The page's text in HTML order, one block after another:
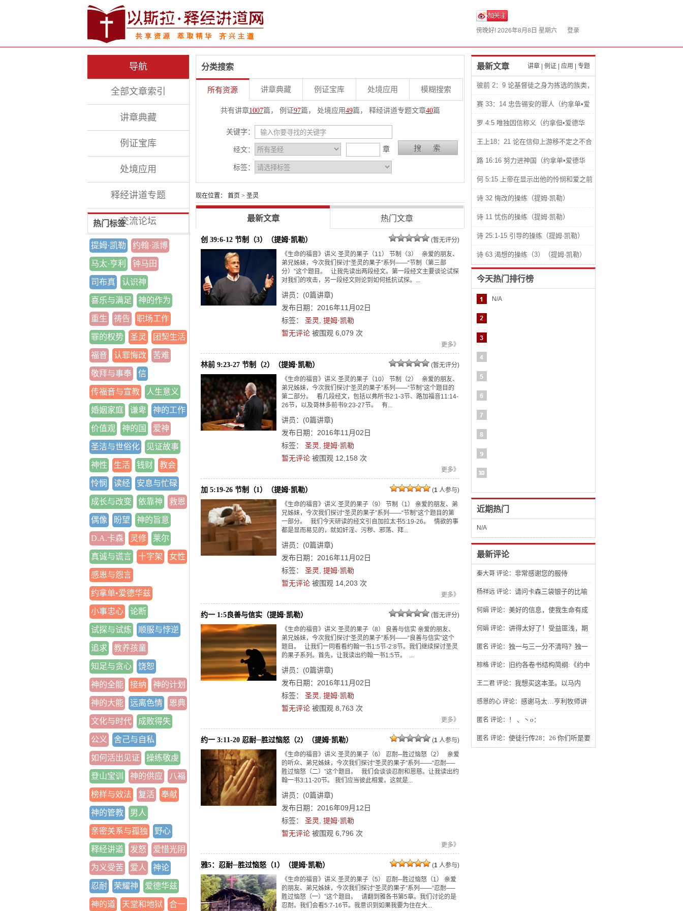
傍晚好! 2026年8月8日 星期六 登录
导航
全部文章索引
讲章典藏
例证宝库
处境应用
释经讲道专题
交流论坛
热门标签
提姆·凯勒 约翰·派博
马太·亨利 钟马田
司布真 认识神
喜乐与满足 神的作为
重生 祷告 职场工作
罪的权势 圣灵 团契生活
福音 认罪悔改 苦难
敬拜与事奉 信
传福音与宣教 人生意义
婚姻家庭 谦卑 神的工作
价值观 神的国 爱神
圣洁与世俗化 见证故事
神性 生活 钱财 教会
怜悯 读经 安息与忙碌
成长与改变 依靠神 救恩
偶像 盼望 神的旨意
D.A.卡森 灵修 莱尔
真诚与谎言 十字架 女性
感恩与怨言
约拿单•爱德华兹
小事忠心 论断
试探与试炼 顺服与悖逆
追求 教养孩童
知足与贪心 饶恕
神的全能 接纳 神的计划
神的大能 远离色情 恩典
文化与时代 成败得失
公义 舍己与自私
如何活出见证 操练敬虔
登山宝训 神的供应 八福
榜样与效法 复活 奉献
神的管教 男人
亲密关系与孤独 野心
释经讲道 发怒 爱惜光阴
为义受苦 爱人 神论
忍耐 荣耀神 爱德华兹
神的道 天堂和地狱 合一
分类搜索
所有资源 讲章典藏 例证宝库 处境应用 模糊搜索
共有讲章1007篇， 例证97篇， 处境应用49篇， 释经讲道专题文章40篇
关键字：
经文： 章
标签：
现在位置： 首页 > 圣灵
最新文章 热门文章
创 39:6-12 节制（3）（提姆·凯勒）
(暂无评分)
《生命的福音》讲义 圣灵的果子（11） 节制（3） 亲爱的朋友、
弟兄姊妹，今次我们探讨“圣灵的果子”系列——“节制（第三部
分）”这个题目。 让我先读出两段经文。第一段经文主要谈论试探
对我们的攻击，另一段经文则论到如何抵抗试探。...
讲员： (0篇讲章)
发布日期：2016年11月02日
标签： 圣灵
提姆·凯勒
暂无评论 被围观 6,079 次
更多》
林前 9:23-27 节制（2）（提姆·凯勒）
(暂无评分)
《生命的福音》讲义 圣灵的果子（10） 节制（2） 亲爱的朋友、
弟兄姊妹，今次我们探讨“圣灵的果子”系列——“节制”这个题目的
第二部分。 看几段经文，包括以弗所书2:1-3节、路加福音11:14-
26节，以及哥林多前书9:23-27节。 有...
讲员： (0篇讲章)
发布日期：2016年11月02日
标签： 圣灵
提姆·凯勒
暂无评论 被围观 12,158 次
更多》
加 5:19-26 节制（1）（提姆·凯勒） (1 人参与)
《生命的福音》讲义 圣灵的果子（9） 节制（1） 亲爱的朋友、弟
兄姊妹，今次我们探讨“圣灵的果子”系列——“节制”这个题目的第
一部分。 我们今天研读的经文引自加拉太书5:19-26。 情欲的事
都是显而易见的，就如奸淫、污秽、邪荡、拜...
讲员： (0篇讲章)
发布日期：2016年11月02日
标签： 圣灵
提姆·凯勒
暂无评论 被围观 14,203 次
更多》
约一 1:5良善与信实（提姆·凯勒）
(暂无评分)
《生命的福音》讲义 圣灵的果子（8） 良善与信实 亲爱的朋友、
弟兄姊妹，今次我们探讨“圣灵的果子”系列——“良善与信实”这个
题目。 让我们一同看看约翰一书1:5节-2:8节。我们继续探讨圣灵
的果子系列。首先，让我读出约翰一书1:5节。 ...
讲员： (0篇讲章)
发布日期：2016年11月02日
标签： 圣灵
提姆·凯勒
暂无评论 被围观 8,763 次
更多》
约一 3:11-20 忍耐─胜过恼怒（2）（提姆·凯勒） (1 人参与)
《生命的福音》讲义 圣灵的果子（6） 忍耐─胜过恼怒（2） 亲爱
的听众、弟兄姊妹，今次我们探讨“圣灵的果子”系列——“忍耐──
胜过恼怒（二）”这个题目。 我们会谈谈忍耐和恩慈。让我读出约
翰一书3:11-20节。 我们应当彼此相爱。这就是...
讲员： (0篇讲章)
发布日期：2016年09月12日
标签： 圣灵
提姆·凯勒
暂无评论 被围观 6,796 次
更多》
雅5：忍耐─胜过恼怒（1）（提姆·凯勒） (1 人参与)
《生命的福音》讲义 圣灵的果子（5） 忍耐─胜过恼怒（1） 亲爱
的朋友、弟兄姊妹，今次我们探讨“圣灵的果子”系列——“忍耐──
胜过恼怒（一）”这个题目。 请翻到雅各书第5章。我们讨论的是
忍耐。我们会看5:7-16节。我意识到如果我要为住在大...
最新文章 讲章 例证 应用 专题
彼前 2：9 论基督徒之身为拣选的族类，
君尊的祭司，圣洁的国度和属神的子民
（约拿单•爱德华兹）
赛 33：14 忠告锡安的罪人（约拿单•爱
德华兹）
罗 4:5 唯独因信称义（约拿但•爱德华
兹）
王上18：21 论在信仰上游移不定之不合
理性（约拿单•爱德华兹）
路 16:16 努力进神国（约拿单•爱德华
兹）
何 5:15 上帝在显示出他的怜悯和爱之前
总是让人感觉到他们的悲惨处境（约拿单•
爱德华兹）
诗 32 悔改的操练（提姆·凯勒）
诗 11 忧伤的操练（提姆·凯勒）
诗 25:1-15 引导的操练（提姆·凯勒）
诗 63 渴想的操练（3）（提姆·凯勒）
今天热门排行榜
N/A
近期热门
N/A
最新评论
秦大哥 评论： 非常感谢您的服侍
杨祥远 评论： 请问卡森三袋银子的比喻
文章怎么找不到？
何娟 评论： 美好的信息，使我生命有成
长，期待了解更多。
何娟 评论： 讲得太好了！受益匪浅，期
待看到更多有关建造生命的讲章，祝福
你。
匿名 评论： 独一与三一分不清吗？独一
三一 不一样吧？应该是人都能分辨得出
来。
棕格 评论： 旧约各卷书结构简纲:《约中
之钥：旧约文学结构》，非常棒！
王二君 评论： 我想买这本圣。以马内
利！
感恩的心 评论： 感谢马太…亨利牧师讲
的圣经证道，谢谢您分享给我的灵粮吗
哪，主与我们同在，哈利路亚！阿门。
匿名 评论： ！ 、丶o：
匿名 评论： 使徒行传28：26 你们听是要